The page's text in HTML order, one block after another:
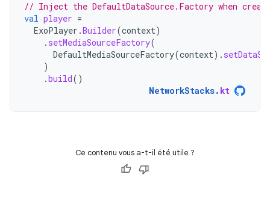
// Inject the DefaultDataSource.Factory when
val player =
ExoPlayer .Builder(context)
. setMediaSourceFactory(
DefaultMediaSourceFactory(context).
)
.build()
NetworkStacks. kt
Ce contenu vous a-t-il été utile ?